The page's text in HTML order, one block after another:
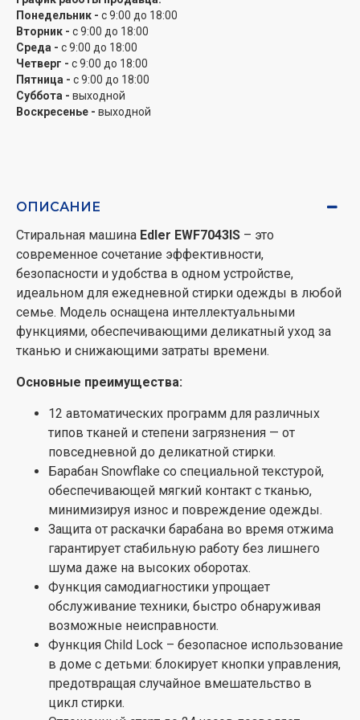
Функция быстрой стирки – идеальна для
освежения одежды за короткое время.
Стирка с паром помогает уменьшить
количество складок, устранить запахи и
улучшить гигиену стирки без дополнительных
химикатов.
Понедельник - с 9:00 до 18:00
Вторник - с 9:00 до 18:00
Среда - с 9:00 до 18:00
Четверг - с 9:00 до 18:00
Пятница - с 9:00 до 18:00
Суббота - выходной
Воскресенье - выходной
ОПИСАНИЕ
Стиральная машина Edler EWF7043IS – это
современное сочетание эффективности,
безопасности и удобства в одном устройстве,
идеальном для ежедневной стирки одежды в любой
семье. Модель оснащена интеллектуальными
функциями, обеспечивающими деликатный уход за
тканью и снижающими затраты времени.
Основные преимущества:
12 автоматических программ для различных
типов тканей и степени загрязнения — от
повседневной до деликатной стирки.
Барабан Snowflake со специальной текстурой,
обеспечивающей мягкий контакт с тканью,
минимизируя износ и повреждение одежды.
Защита от раскачки барабана во время отжима
гарантирует стабильную работу без лишнего
шума даже на высоких оборотах.
Функция самодиагностики упрощает
обслуживание техники, быстро обнаруживая
возможные неисправности.
Функция Child Lock – безопасное использование
в доме с детьми: блокирует кнопки управления,
предотвращая случайное вмешательство в
цикл стирки.